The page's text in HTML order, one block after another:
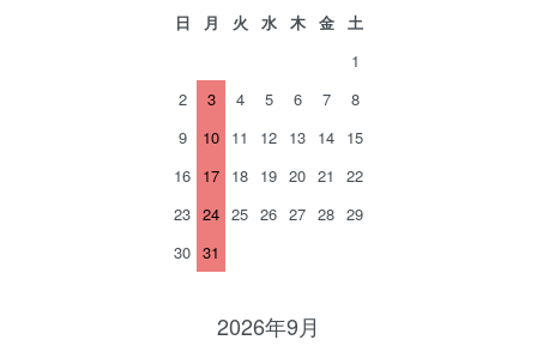
日 月 火 水 木 金
土
1
2
3 4 5 6 7
8
9
10 11 12 13 14 15
16 17 18 19 20 21
22
23 24 25 26 27 28 29
30 31
2026年9月